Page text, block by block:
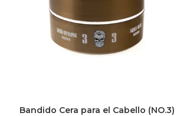
Bandido Cera para el Cabello (NO.3)